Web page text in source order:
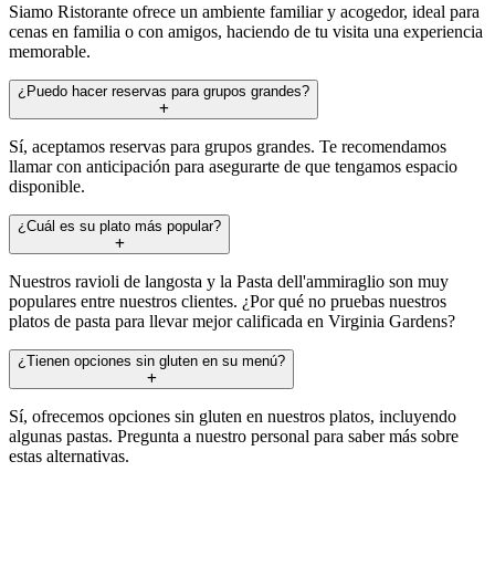
Siamo Ristorante ofrece un ambiente familiar y acogedor, ideal para
cenas en familia o con amigos, haciendo de tu visita una experiencia
memorable.
¿Puedo hacer reservas para grupos grandes?
Sí, aceptamos reservas para grupos grandes. Te recomendamos
llamar con anticipación para asegurarte de que tengamos espacio
disponible.
¿Cuál es su plato más popular?
Nuestros ravioli de langosta y la Pasta dell'ammiraglio son muy
populares entre nuestros clientes. ¿Por qué no pruebas nuestros
platos de pasta para llevar mejor calificada en Virginia Gardens?
¿Tienen opciones sin gluten en su menú?
Sí, ofrecemos opciones sin gluten en nuestros platos, incluyendo
algunas pastas. Pregunta a nuestro personal para saber más sobre
estas alternativas.